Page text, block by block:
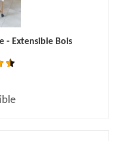
- Extensible Bois